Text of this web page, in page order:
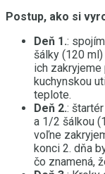
Postup, ako si
Deň 1.:
šálky (120
ich
kuchynskou
teplote.
Deň 2.:
a 1/2 šálkou
voľne
konci 2. dňa
čo znamená,